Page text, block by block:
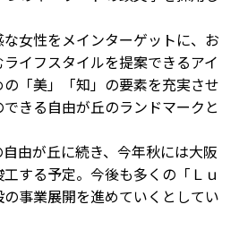
女性をメインターゲットに、お
イフスタイルを提案できるアイ
「美」「知」の要素を充実させ
きる自由が丘のランドマークと
由が丘に続き、今年秋には大阪
する予定。今後も多くの「Ｌｕ
事業展開を進めていくとしてい